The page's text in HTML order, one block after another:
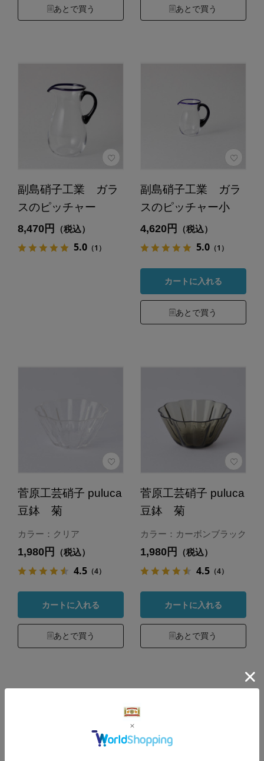
あとで買う あとで買う
副島硝子工業 ガラ
スのピッチャー
8,470円 （税込）
5.0（1）
副島硝子工業 ガラ
スのピッチャー小
4,620円 （税込）
5.0（1）
カートに入れる
あとで買う
菅原工芸硝子 puluca
豆鉢 菊
カラー：クリア
1,980円 （税込）
4.5（4）
カートに入れる
あとで買う
菅原工芸硝子 puluca
豆鉢 菊
カラー：カーボンブラック
1,980円 （税込）
4.5（4）
カートに入れる
あとで買う